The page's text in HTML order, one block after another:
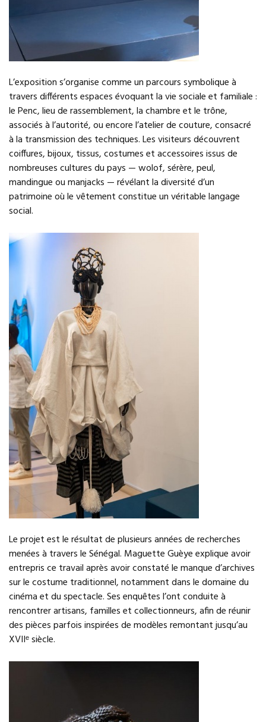
L’exposition s’organise comme un parcours symbolique à
travers différents espaces évoquant la vie sociale et familiale :
le Penc, lieu de rassemblement, la chambre et le trône,
associés à l’autorité, ou encore l’atelier de couture, consacré
à la transmission des techniques. Les visiteurs découvrent
coiffures, bijoux, tissus, costumes et accessoires issus de
nombreuses cultures du pays — wolof, sérère, peul,
mandingue ou manjacks — révélant la diversité d’un
patrimoine où le vêtement constitue un véritable langage
social.
Le projet est le résultat de plusieurs années de recherches
menées à travers le Sénégal. Maguette Guèye explique avoir
entrepris ce travail après avoir constaté le manque d’archives
sur le costume traditionnel, notamment dans le domaine du
cinéma et du spectacle. Ses enquêtes l’ont conduite à
rencontrer artisans, familles et collectionneurs, afin de réunir
des pièces parfois inspirées de modèles remontant jusqu’au
XVIIᵉ siècle.